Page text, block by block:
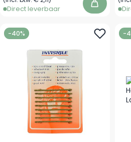
Direct leverbaar In
-40% -